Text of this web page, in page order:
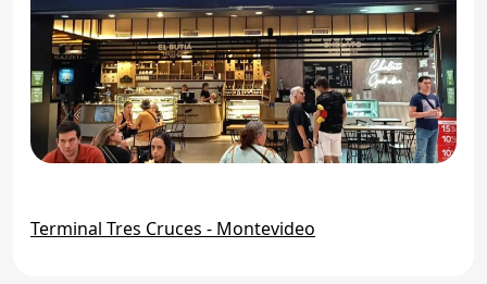
Terminal Tres Cruces - Montevideo